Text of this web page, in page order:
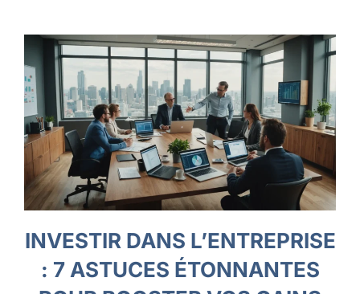
INVESTIR DANS L’ENTREPRISE
: 7 ASTUCES ÉTONNANTES